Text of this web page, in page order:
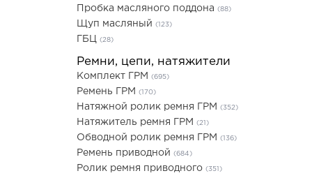
Пробка масляного поддона (88)
Щуп масляный (123)
ГБЦ (28)
Ремни, цепи, натяжители
Комплект ГРМ (695)
Ремень ГРМ (170)
Натяжной ролик ремня ГРМ (352)
Натяжитель ремня ГРМ (21)
Обводной ролик ремня ГРМ (136)
Ремень приводной (684)
Ролик ремня приводного (351)